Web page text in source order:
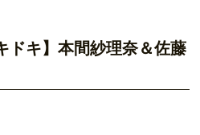
キ】本間紗理奈＆佐藤